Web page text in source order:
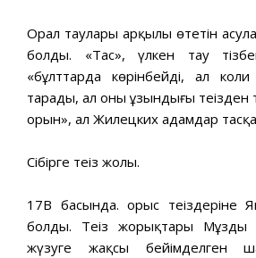
Орал таулары арқылы өтетін
болды. «Тас», үлкен тау
«бұлттарда көрінбейді, ал
тарады, ал оның ұзындығы теңізден
орын», ал Жилецких адамдар
Сібірге теңіз жолы.
17В басында. орыс теңіздеріне
болды. Теңіз жорықтары Мұзды
жүзуге жақсы бейімделген